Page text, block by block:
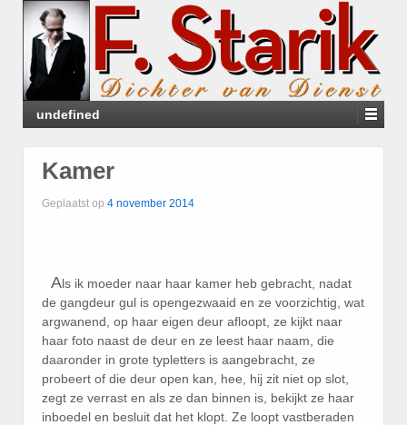
undefined
Kamer
Geplaatst op 4 november 2014
Als ik moeder naar haar kamer heb gebracht, nadat
de gangdeur gul is opengezwaaid en ze voorzichtig, wat
argwanend, op haar eigen deur afloopt, ze kijkt naar
haar foto naast de deur en ze leest haar naam, die
daaronder in grote typletters is aangebracht, ze
probeert of die deur open kan, hee, hij zit niet op slot,
zegt ze verrast en als ze dan binnen is, bekijkt ze haar
inboedel en besluit dat het klopt. Ze loopt vastberaden